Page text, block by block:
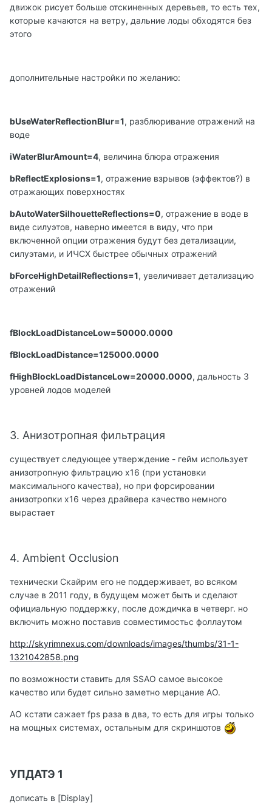
движок рисует больше отскиненных деревьев, то есть тех,
которые качаются на ветру, дальние лоды обходятся без
этого
дополнительные настройки по желанию:
bUseWaterReflectionBlur=1, разблюривание отражений на
воде
iWaterBlurAmount=4, величина блюра отражения
bReflectExplosions=1, отражение взрывов (эффектов?) в
отражающих поверхностях
bAutoWaterSilhouetteReflections=0, отражение в воде в
виде силуэтов, наверно имеется в виду, что при
включенной опции отражения будут без детализации,
силуэтами, и ИЧСХ быстрее обычных отражений
bForceHighDetailReflections=1, увеличивает детализацию
отражений
fBlockLoadDistanceLow=50000.0000
fBlockLoadDistance=125000.0000
fHighBlockLoadDistanceLow=20000.0000, дальность 3
уровней лодов моделей
3. Анизотропная фильтрация
существует следующее утверждение - гейм использует
анизотропную фильтрацию х16 (при установки
максимального качества), но при форсировании
анизотропки х16 через драйвера качество немного
вырастает
4. Ambient Occlusion
технически Скайрим его не поддерживает, во всяком
случае в 2011 году, в будущем может быть и сделают
официальную поддержку, после дождичка в четверг. но
включить можно поставив совместимостьс фоллаутом
http://skyrimnexus.com/downloads/images/thumbs/31-1-
1321042858.png
по возможности ставить для SSAO самое высокое
качество или будет сильно заметно мерцание АО.
AO кстати сажает fps раза в два, то есть для игры только
на мощных системах, остальным для скриншотов
УПДАТЭ 1
дописать в [Display]